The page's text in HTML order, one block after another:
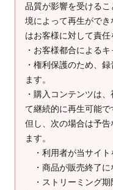
品質が影響を受ける
境によって再生がで
はお客様に対して責任
・お客様都合による
・権利保護のため、
ます。
・購入コンテンツは
て継続的に再生可能で
但し、次の場合は予
ます。
・利用者が当サイト
・商品が販売終了に
・ストリーミング期